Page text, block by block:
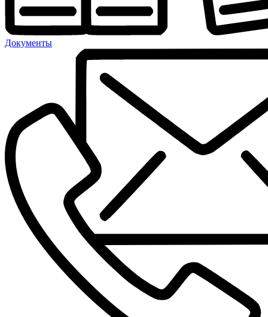
Документы